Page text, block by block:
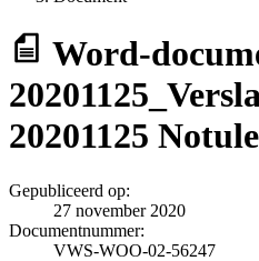
Word-
20201125
Gepubliceerd op:
27 november 2020
Documentnummer:
VWS-WOO-02-56247